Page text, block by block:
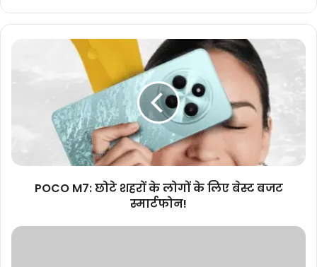
बेस्ट
स्मार्टफोन!POCO M7: छोटे शहरों के लोगों के लिए बेस्ट बजट
स्मार्टफोन!
मुख्यमंत्री